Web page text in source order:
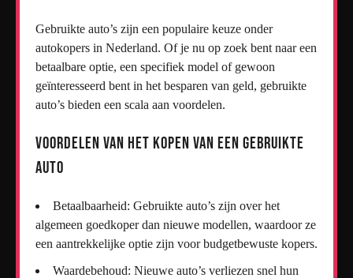
Gebruikte auto’s zijn een populaire keuze onder
autokopers in Nederland. Of je nu op zoek bent naar een
betaalbare optie, een specifiek model of gewoon
geïnteresseerd bent in het besparen van geld, gebruikte
auto’s bieden een scala aan voordelen.
Voordelen van het kopen van een gebruikte
auto
Betaalbaarheid: Gebruikte auto’s zijn over het
algemeen goedkoper dan nieuwe modellen, waardoor ze
een aantrekkelijke optie zijn voor budgetbewuste kopers.
Waardebehoud: Nieuwe auto’s verliezen snel hun